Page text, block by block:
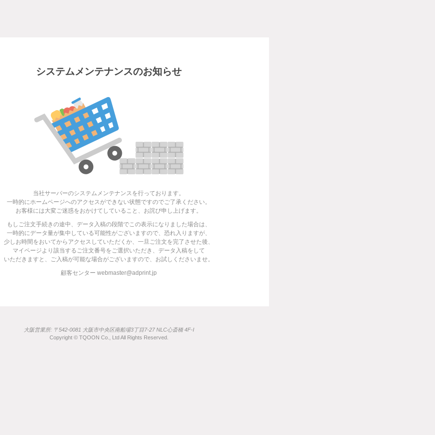
システムメンテナンスのお知らせ
当社サーバーのシステムメンテナンスを行っております。
一時的にホームページへのアクセスができない状態ですのでご了承ください。
お客様には大変ご迷惑をおかけてしていること、お詫び申し上げます。
もしご注文手続きの途中、データ入稿の段階でこの表示になりました場合は、
一時的にデータ量が集中している可能性がございますので、恐れ入りますが、
少しお時間をおいてからアクセスしていただくか、一旦ご注文を完了させた後、
マイページより該当するご注文番号をご選択いただき、データ入稿をして
いただきますと、ご入稿が可能な場合がございますので、お試しくださいませ。
顧客センター webmaster@adprint.jp
大阪営業所: 〒542-0081 大阪市中央区南船場3丁目7-27 NLC心斎橋 4F-I
Copyright © TQOON Co., Ltd All Rights Reserved.